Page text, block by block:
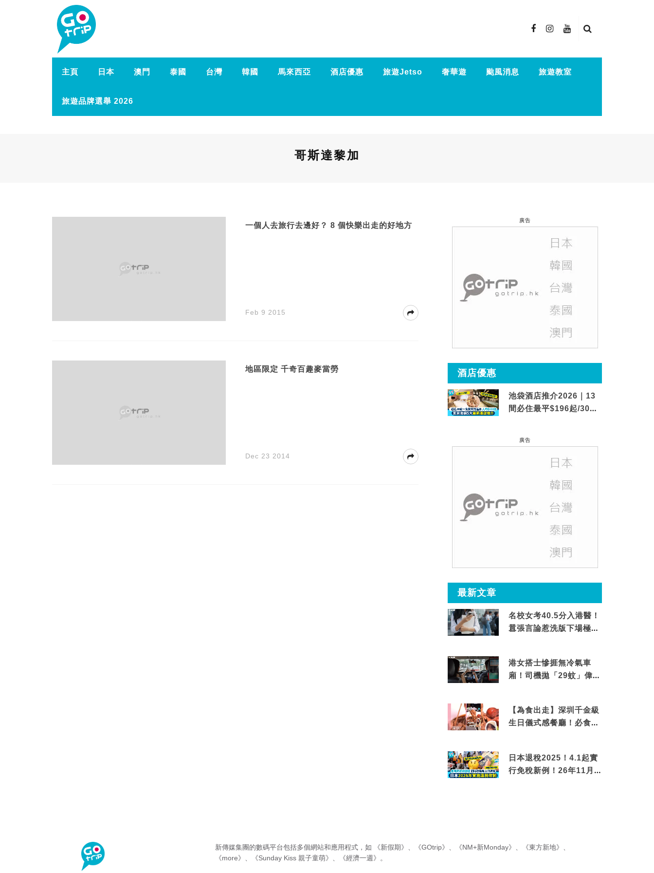
主頁 日本 澳門 泰國 台灣 韓國 馬來西亞 酒店優惠 旅遊Jetso 奢華遊 颱風消息 旅遊教室
旅遊品牌選舉 2026
哥斯達黎加
一個人去旅行去邊好？ 8 個快樂出走的好地方
Feb 9 2015
地區限定 千奇百趣麥當勞
Dec 23 2014
廣告
酒店優惠
池袋酒店推介2026｜13
間必住最平$196起/30秒
廣告
最新文章
名校女考40.5分入港醫！
囂張言論惹洗版下場極震
港女搭士慘捱無冷氣車
廂！司機拋「29蚊」偉論
【為食出走】深圳千金級
生日儀式感餐廳！必食失
日本退稅2025！4.1起實
行免稅新例！26年11月
新傳媒集團的數碼平台包括多個網站和應用程式，如 《新假期》 《GOtrip》 《NM+新Monday》 《東方新地》
《more》
《Sunday Kiss 親子童萌》 《經濟一週》 。